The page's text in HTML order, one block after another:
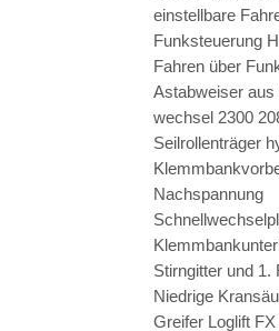
einstellbare
Funksteuerung
Fahren über
Astabweiser
wechsel 2300
Seilrollenträger
Nachspannung
Stirngitter und
Niedrige
Greifer Loglift FX